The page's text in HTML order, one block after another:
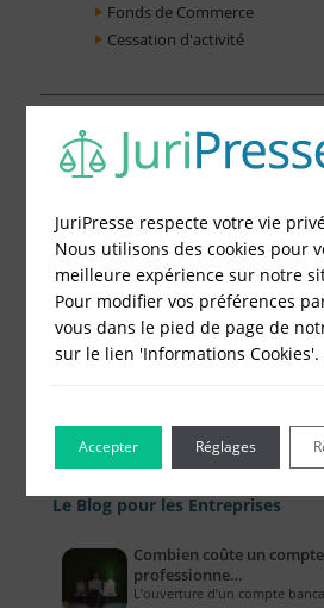
Fonds de Commerce
Cessation d'activité
Le Blog pour les Entreprises
Combien coûte un
professionne…
L’ouverture d’un compte
JuriPresse respecte votre vie
Nous utilisons des cookies pour
meilleure expérience sur notre
Pour modifier vos préférences
vous dans le pied de page de
sur le lien 'Informations Cookies'.
Accepter Réglages